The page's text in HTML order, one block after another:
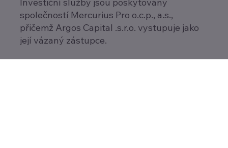
společností Mercurius Pro o.c.p., a.s.,
přičemž Argos Capital .s.r.o. vystupuje jako
její vázaný zástupce.